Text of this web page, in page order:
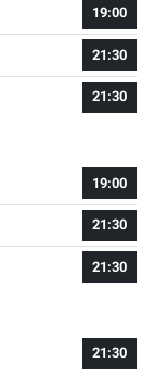
19:00
21:30
21:30
19:00
21:30
21:30
21:30